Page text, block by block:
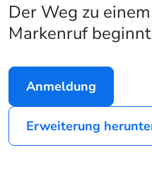
Der Weg zu
Markenruf
Anmeldung
Erweiterung